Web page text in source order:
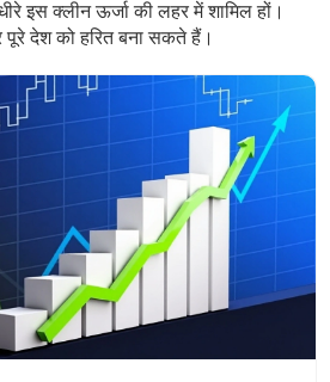
इस क्लीन ऊर्जा की लहर में शामिल हों।
देश को हरित बना सकते हैं।